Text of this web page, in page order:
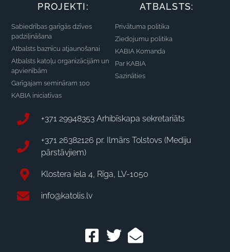
PROJEKTI:
Sabiedrības garīgās dzīves
padziļināšana
Atbalsts baznīcu atjaunošanai
Atbalsts katoļu organizācijām un
apvienībām
Garīgajam semināram 100
KABIA iniciatīvas
ATBALSTS:
Privātuma politika
Ziedojumu politika
KABIA Komanda
Par KABIA
Sazināties
+371 29948353 Arhibīskapa sekretariāts
+371 26382126 pr. Ilmārs Tolstovs (Mediju
pārstāvjiem)
Klostera iela 4, Rīga, LV-1050
info@katolis.lv